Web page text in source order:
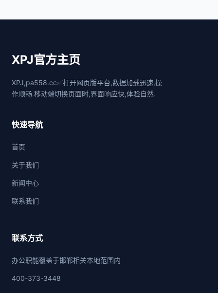
XPJ官方主页
XPJ,pa558.cc✅打开网页版平台,数据加载迅速,操
作顺畅.移动端切换页面时,界面响应快,体验自然.
快速导航
首页
关于我们
新闻中心
联系我们
联系方式
办公职能覆盖于邯郸相关本地范围内
400-373-3448